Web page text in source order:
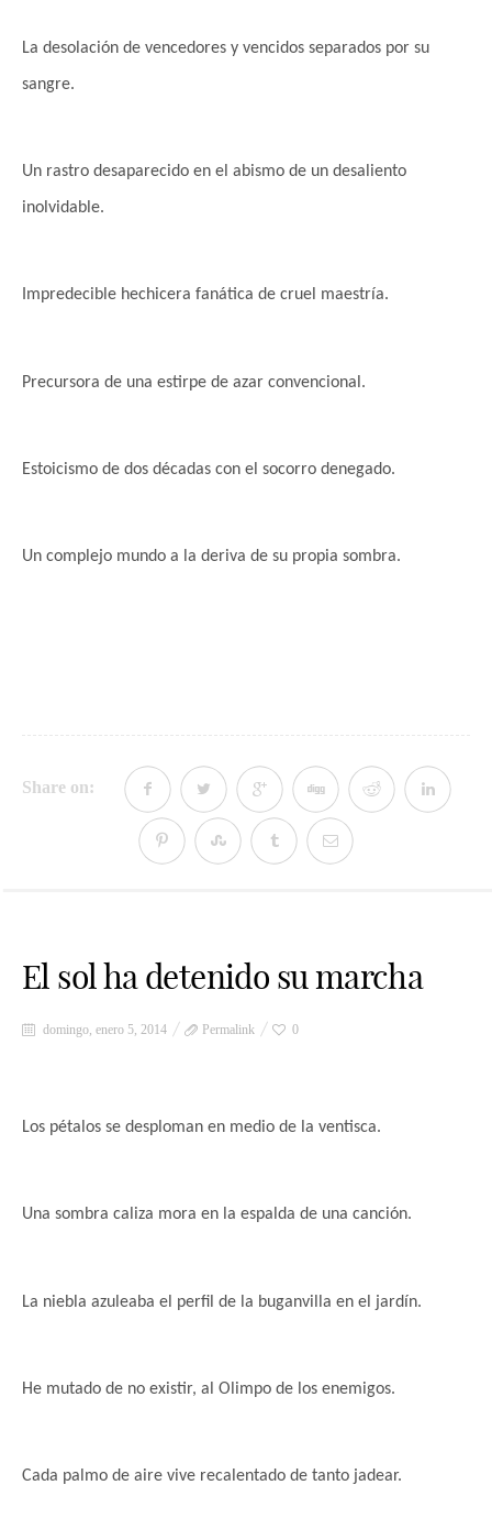
La desolación de vencedores y vencidos separados por su
sangre.
Un rastro desaparecido en el abismo de un desaliento
inolvidable.
Impredecible hechicera fanática de cruel maestría.
Precursora de una estirpe de azar convencional.
Estoicismo de dos décadas con el socorro denegado.
Un complejo mundo a la deriva de su propia sombra.
Share on:
El sol ha detenido su marcha
domingo, enero 5, 2014 Permalink 0
Los pétalos se desploman en medio de la ventisca.
Una sombra caliza mora en la espalda de una canción.
La niebla azuleaba el perfil de la buganvilla en el jardín.
He mutado de no existir, al Olimpo de los enemigos.
Cada palmo de aire vive recalentado de tanto jadear.